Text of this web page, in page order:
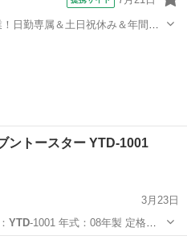
日勤専属＆土日祝休み＆年間休
ントースター YTD-1001
3月23日
YTD-1001 年式：08年製 定格：